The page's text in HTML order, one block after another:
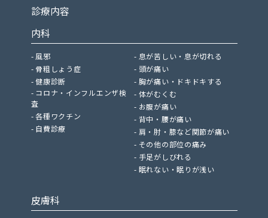
診療内容
内科
風邪
骨粗しょう症
健康診断
コロナ・インフルエンザ検
査
各種ワクチン
自費診療
息が苦しい・息が切れる
頭が痛い
胸が痛い・ドキドキする
体がむくむ
お腹が痛い
背中・腰が痛い
肩・肘・膝など関節が痛い
その他の部位の痛み
手足がしびれる
眠れない・眠りが浅い
皮膚科